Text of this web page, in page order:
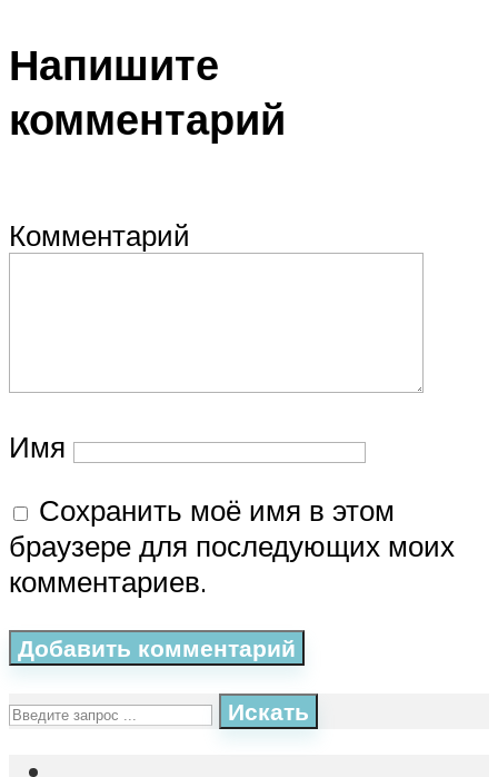
Напишите
комментарий
Комментарий
Имя
Сохранить моё имя в этом
браузере для последующих моих
комментариев.
Искать